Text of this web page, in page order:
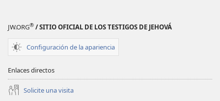
JW.ORG® / SITIO OFICIAL DE LOS TESTIGOS DE JEHOVÁ
Configuración de la apariencia
Enlaces directos
Solicite una visita